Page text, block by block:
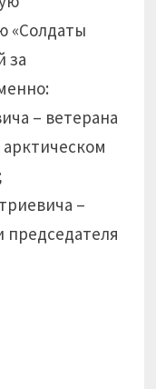
«Солдаты
за
– ветерана
–
председателя